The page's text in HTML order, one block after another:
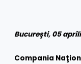
Bucureşti, 05
Compania